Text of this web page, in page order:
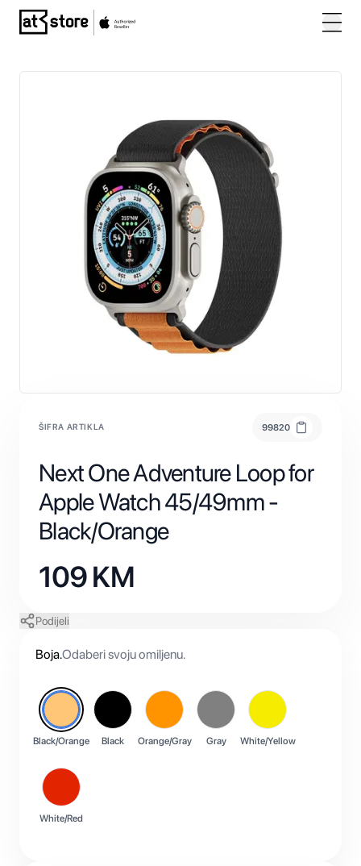
Posjetite početnu stranicu AT Store
ŠIFRA ARTIKLA 99820
Next One Adventure Loop for
Apple Watch 45/49mm -
Black/Orange
109KM
Podijeli
Boja.Odaberi svoju omiljenu.
Black/Orange Black Orange/Gray Gray White/Yellow
White/Red